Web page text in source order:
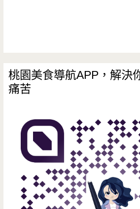
桃園美食導航APP，解決
痛苦